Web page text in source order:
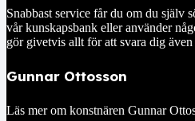
Snabbast service får du om du själv
vår kunskapsbank eller använder
gör givetvis allt för att svara dig
Gunnar Ottosson
Läs mer om konstnären Gunnar